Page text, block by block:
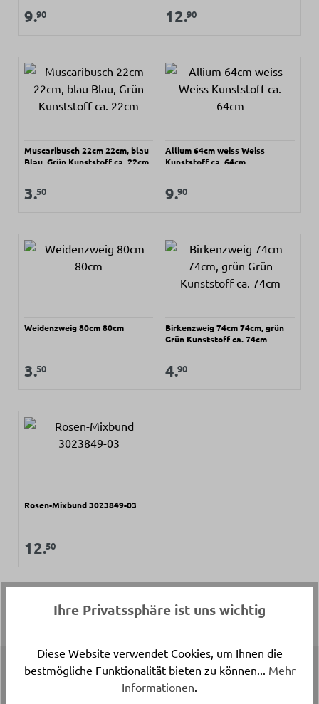
Regulärer Preis:
Verkaufspreis:
9.90 Verkaufspreis:
12.90
Muscaribusch 22cm 22cm, blau
Blau, Grün Kunststoff ca. 22cm
Regulärer Preis:
Verkaufspreis:
3.50
Allium 64cm weiss Weiss
Kunststoff ca. 64cm
Verkaufspreis:
9.90
Weidenzweig 80cm 80cm
Regulärer Preis:
Verkaufspreis:
3.50
Birkenzweig 74cm 74cm, grün
Grün Kunststoff ca. 74cm
Verkaufspreis:
4.90
Rosen-Mixbund 3023849-03
Verkaufspreis:
12.50
Top Marken
Ihre Privatssphäre ist uns wichtig
Diese Website verwendet Cookies, um Ihnen die
bestmögliche Funktionalität bieten zu können... Mehr
Informationen